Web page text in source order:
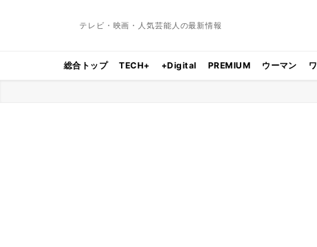
テレビ・映画・人気芸能人の最新情報
総合トップ TECH+ +Digital PREMIUM ウーマン